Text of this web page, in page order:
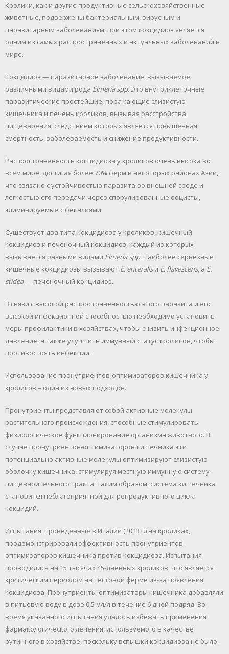
Кролики, как и другие продуктивные сельскохозяйственные
животные, подвержены бактериальным, вирусным и
паразитарным заболеваниям, при этом кокцидиоз является
одним из самых распространенных и актуальных заболеваний в
мире.
Кокцидиоз — паразитарное заболевание, вызываемое
различными видами рода Eimeria spp. Это внутриклеточные
паразитические простейшие, поражающие слизистую
кишечника и печень кроликов, вызывая расстройства
пищеварения, следствием которых является повышенная
смертность, заболеваемость и снижение продуктивности.
Распространенность кокцидиоза у кроликов очень высока во
всем мире, достигая более 70% ферм в некоторых районах Азии,
что связано с устойчивостью паразита во внешней среде и
легкостью его передачи через спорулированные ооцисты,
элиминируемые с фекалиями.
Существует два типа кокцидиоза у кроликов, кишечный
кокцидиоз и печеночный кокцидиоз, каждый из которых
вызывается разными видами Eimeria spp. Наиболее серьезные
кишечные кокцидиозы вызывают E. enteralisи E. flavescens, а E.
stidea— печеночный кокцидиоз.
В связи с высокой распространенностью этого паразита и его
высокой инфекционной способностью необходимо установить
меры профилактики в хозяйствах, чтобы снизить инфекционное
давление, а также улучшить иммунный статус кроликов, чтобы
противостоять инфекции.
Использование пронутриентов-оптимизаторов кишечника у
кроликов – один из новых подходов.
Пронутриенты представляют собой активные молекулы
растительного происхождения, способные стимулировать
физиологическое функционирование организма животного. В
случае пронутриентов-оптимизаторов кишечника эти
потенциально активные молекулы оптимизируют слизистую
оболочку кишечника, стимулируя местную иммунную систему
пищеварительного тракта. Таким образом, система кишечника
становится неблагоприятной для репродуктивного цикла
кокцидий.
Испытания, проведенные в Италии (2023 г.) на кроликах,
продемонстрировали эффективность пронутриентов-
оптимизаторов кишечника против кокцидиоза. Испытания
проводились на 15 тысячах 45-дневных кроликов, что является
критическим периодом на тестовой ферме из-за появления
кокцидиоза. Пронутриенты-оптимизаторы кишечника добавляли
в питьевую воду в дозе 0,5 мл/л в течение 6 дней подряд. Во
время указанного испытания удалось избежать применения
фармакологического лечения, используемого в качестве
рутинного в хозяйстве, поскольку вспышки кокцидиоза не было.